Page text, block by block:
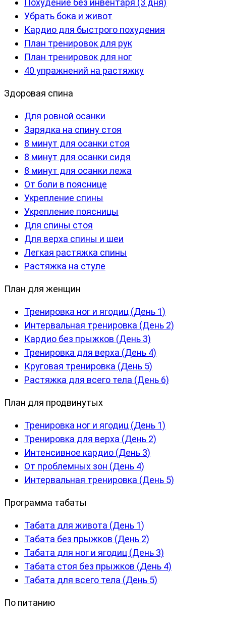
Похудение без инвентаря (3 дня)
Убрать бока и живот
Кардио для быстрого похудения
План тренировок для рук
План тренировок для ног
40 упражнений на растяжку
Здоровая спина
Для ровной осанки
Зарядка на спину стоя
8 минут для осанки стоя
8 минут для осанки сидя
8 минут для осанки лежа
От боли в пояснице
Укрепление спины
Укрепление поясницы
Для спины стоя
Для верха спины и шеи
Легкая растяжка спины
Растяжка на стуле
План для женщин
Тренировка ног и ягодиц (День 1)
Интервальная тренировка (День 2)
Кардио без прыжков (День 3)
Тренировка для верха (День 4)
Круговая тренировка (День 5)
Растяжка для всего тела (День 6)
План для продвинутых
Тренировка ног и ягодиц (День 1)
Тренировка для верха (День 2)
Интенсивное кардио (День 3)
От проблемных зон (День 4)
Интервальная тренировка (День 5)
Программа табаты
Табата для живота (День 1)
Табата без прыжков (День 2)
Табата для ног и ягодиц (День 3)
Табата стоя без прыжков (День 4)
Табата для всего тела (День 5)
По питанию